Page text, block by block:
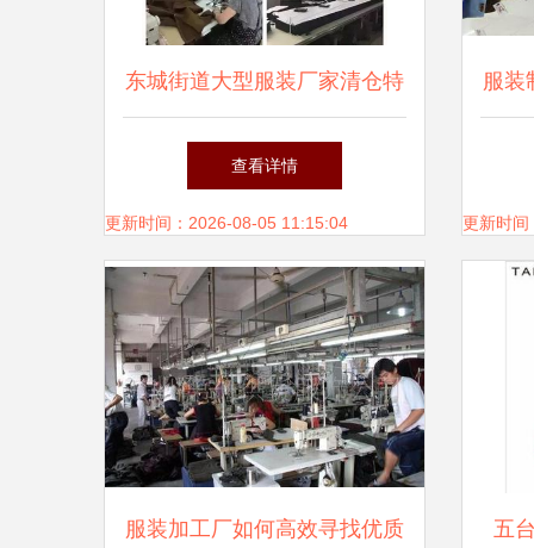
东城街道大型服装厂家清仓特
卖会12月30日盛大开幕！年终
巨惠，源头直供
查看详情
更新时间：2026-08-05 11:15:04
服装
更新时
服装加工厂如何高效寻找优质 五